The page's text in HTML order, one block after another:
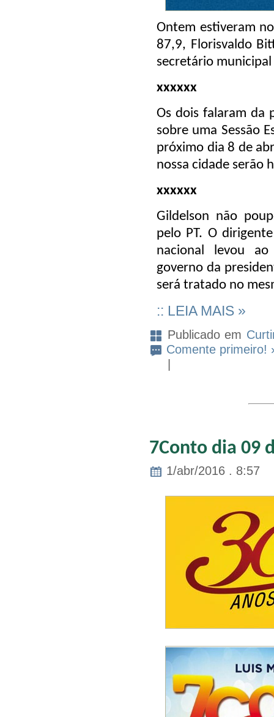
Ontem estiveram
87,9, Florisvaldo
secretário
xxxxxx
Os dois falaram da
sobre uma Sessão
próximo dia 8 de
nossa cidade serão
xxxxxx
Gildelson não
pelo PT. O
nacional levou
governo da
será tratado no
:: LEIA MAIS »
Publicado em
Comente primeiro!
7Conto dia 09
1/abr/2016 . 8:57